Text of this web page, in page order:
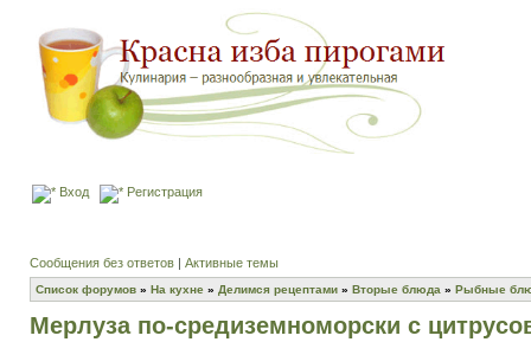
Вход Регистрация
Сообщения без ответов | Активные темы
Список форумов » На кухне » Делимся рецептами » Вторые блюда » Рыбные
Мерлуза по-средиземноморски с